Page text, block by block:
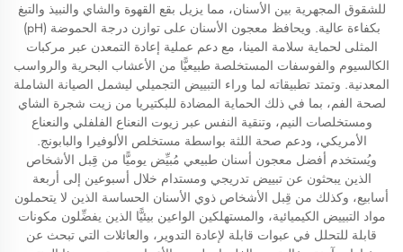
للشقوق المجهرية بين الأسنان، مما يزيل بقع القهوة والشاي والنبيذ والتبغ
بكفاءة عالية. ويحافظ معجون الأسنان على توازن درجة الحموضة (pH)
المثلى لحماية سلامة المينا، مع دعم عملية إعادة التمعدن عبر مركبات
الكالسيوم والفوسفات المستخلصة طبيعيًّا من الأعشاب البحرية والرواسب
المعدنية. وتمتد تطبيقاته لما وراء التبييض التجميلي ليشمل الصيانة الشاملة
لصحة الفم، بما في ذلك الحماية المضادة للبكتيريا من زيت شجرة الشاي
ومستخلصات النيم، وتنقية النفس عبر زيوت النعناع الفلفلي والنعناع
الأمريكي، ودعم صحة اللثة بواسطة مستخلص الألوفيرا والبابونج.
ويُستخدم أفضل معجون أسنان طبيعي مُبيِّض يوميًّا من قِبل الأشخاص
الذين يبحثون عن تبييض تدريجي ومستدام خلال أسبوعين إلى أربعة
أسابيع، وكذلك من قِبل الأشخاص ذوي الأسنان الحساسة الذين لا يتحملون
مواد التبييض الكيميائية، والمستهلكين الواعين بيئيًّا الذين يفضِّلون مكونات
قابلة للتحلل في عبوات قابلة لإعادة التدوير، والعائلات التي تبحث عن